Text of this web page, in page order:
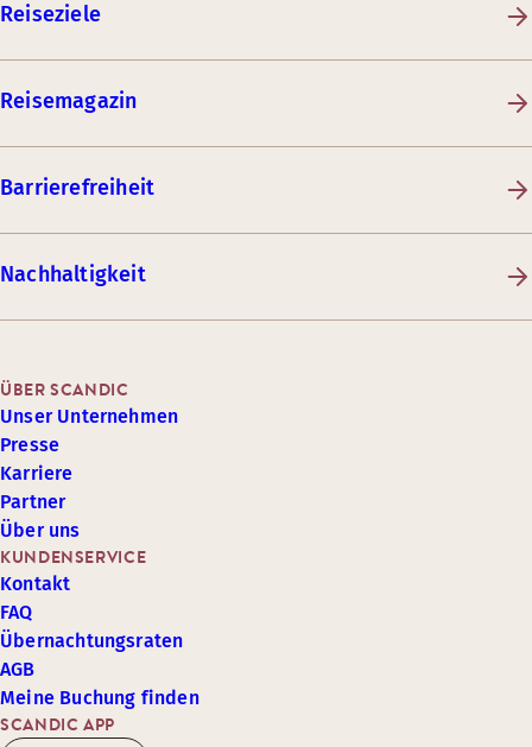
Reiseziele
Reisemagazin
Barrierefreiheit
Nachhaltigkeit
SCANDIC APP
KUNDENSERVICE
Kontakt
FAQ
Übernachtungsraten
AGB
Meine Buchung finden
ÜBER SCANDIC
Unser Unternehmen
Presse
Karriere
Partner
Über uns